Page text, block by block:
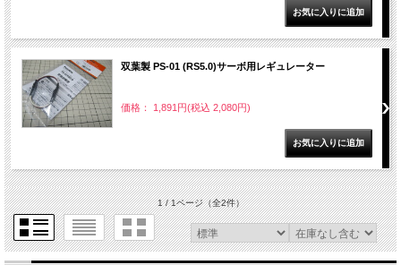
双葉製 PS-01 (RS5.0)サーボ用レギュレーター
価格： 1,891円(税込 2,080円)
1 / 1ページ（全2件）